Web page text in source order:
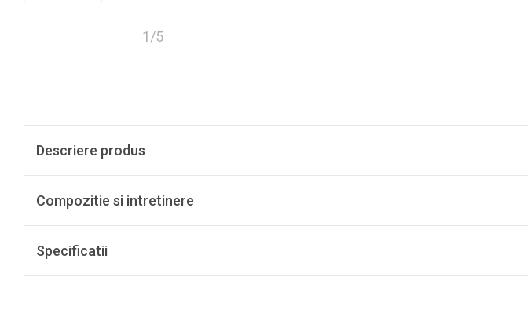
1/5
Descriere produs
Compozitie si intretinere
Specificatii